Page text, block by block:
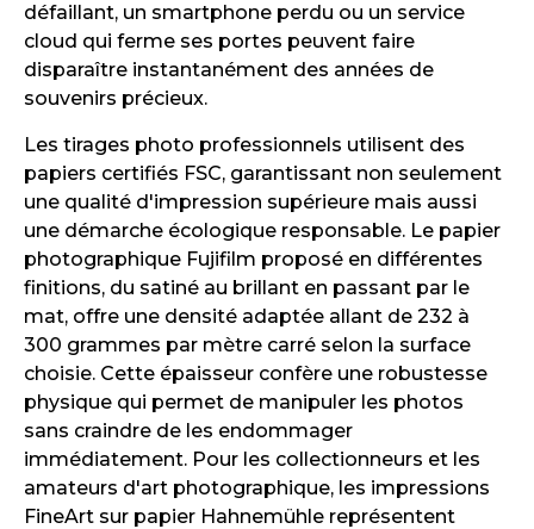
défaillant, un smartphone perdu ou un service
cloud qui ferme ses portes peuvent faire
disparaître instantanément des années de
souvenirs précieux.
Les tirages photo professionnels utilisent des
papiers certifiés FSC, garantissant non seulement
une qualité d'impression supérieure mais aussi
une démarche écologique responsable. Le papier
photographique Fujifilm proposé en différentes
finitions, du satiné au brillant en passant par le
mat, offre une densité adaptée allant de 232 à
300 grammes par mètre carré selon la surface
choisie. Cette épaisseur confère une robustesse
physique qui permet de manipuler les photos
sans craindre de les endommager
immédiatement. Pour les collectionneurs et les
amateurs d'art photographique, les impressions
FineArt sur papier Hahnemühle représentent